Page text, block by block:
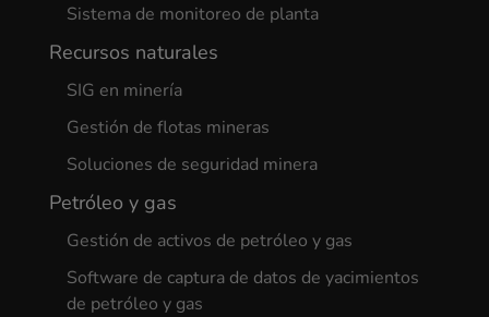
Sistema de monitoreo de planta
Recursos naturales
SIG en minería
Gestión de flotas mineras
Soluciones de seguridad minera
Petróleo y gas
Gestión de activos de petróleo y gas
Software de captura de datos de yacimientos
de petróleo y gas